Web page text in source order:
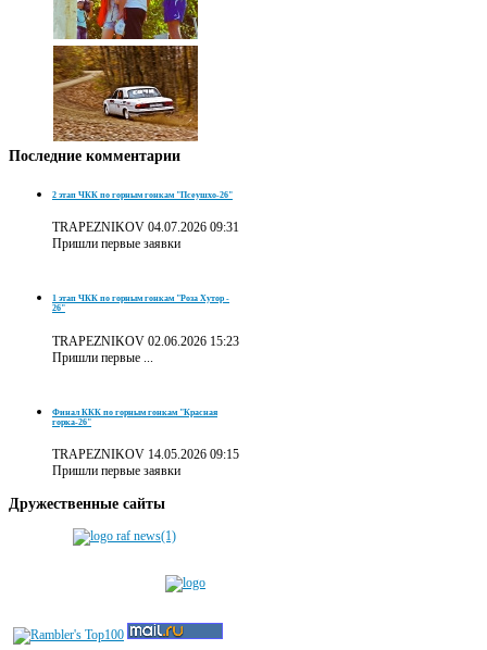
Последние комментарии
2 этап ЧКК по горным гонкам "Псеушхо-26"
TRAPEZNIKOV 04.07.2026 09:31
Пришли первые заявки
1 этап ЧКК по горным гонкам "Роза Хутор -
26"
TRAPEZNIKOV 02.06.2026 15:23
Пришли первые ...
Финал ККК по горным гонкам "Красная
горка-26"
TRAPEZNIKOV 14.05.2026 09:15
Пришли первые заявки
Дружественные сайты